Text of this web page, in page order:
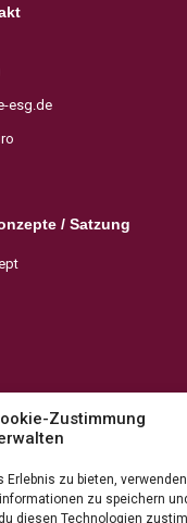
Zustimmung
Erlebnis zu bieten,
zu speichern
diesen Technologien
esg.de
/ Satzung